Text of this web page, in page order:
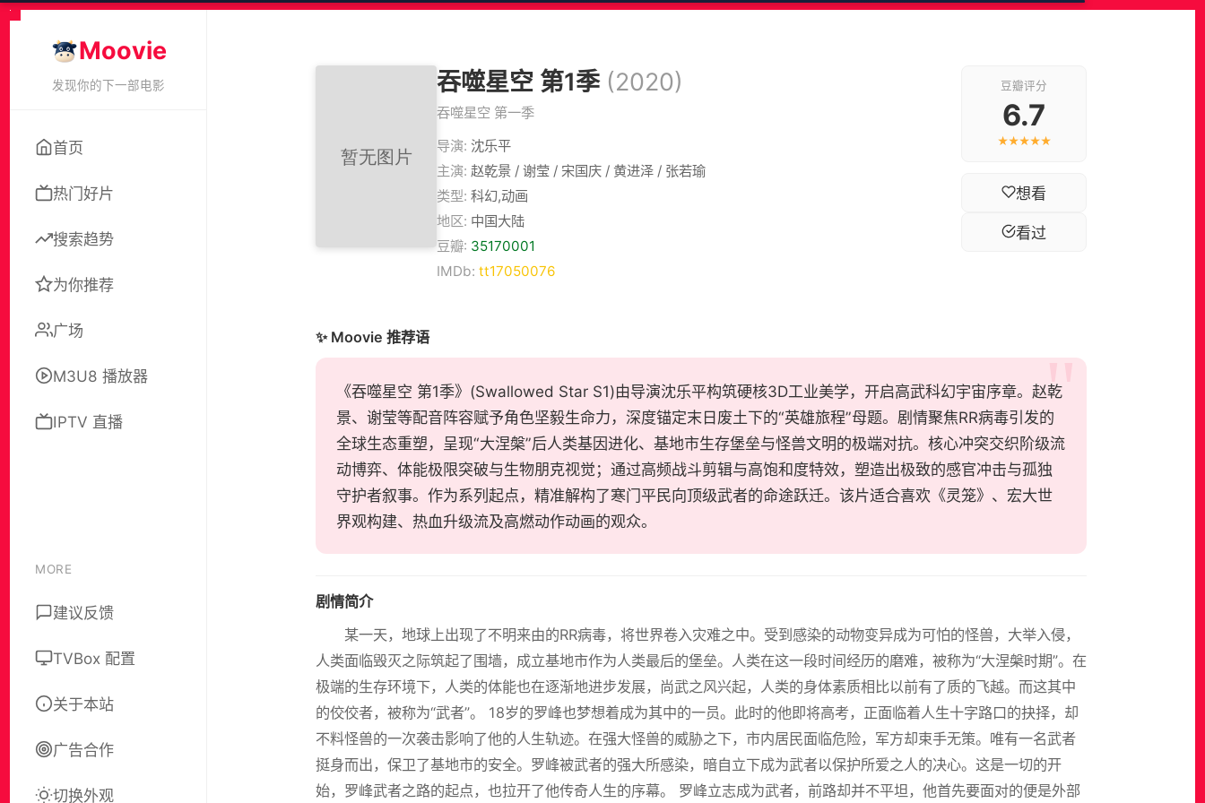
Moovie
发现你的下一部电影
首页
热门好片
搜索趋势
为你推荐
广场
M3U8 播放器
IPTV 直播
MORE
建议反馈
TVBox 配置
关于本站
广告合作
切换外观
吞噬星空 第1季 (2020)
吞噬星空 第一季
导演: 沈乐平
主演: 赵乾景 / 谢莹 / 宋国庆 / 黄进泽 / 张若瑜
类型: 科幻,动画
地区: 中国大陆
豆瓣: 35170001
IMDb: tt17050076
豆瓣评分
6.7
★★★★★
想看
看过
✨ Moovie 推荐语
《吞噬星空 第1季》(Swallowed Star S1)由导演沈乐平构筑硬核3D工业美学，开启高武科幻宇宙序章。赵乾
景、谢莹等配音阵容赋予角色坚毅生命力，深度锚定末日废土下的“英雄旅程”母题。剧情聚焦RR病毒引发的
全球生态重塑，呈现“大涅槃”后人类基因进化、基地市生存堡垒与怪兽文明的极端对抗。核心冲突交织阶级流
动博弈、体能极限突破与生物朋克视觉；通过高频战斗剪辑与高饱和度特效，塑造出极致的感官冲击与孤独
守护者叙事。作为系列起点，精准解构了寒门平民向顶级武者的命途跃迁。该片适合喜欢《灵笼》、宏大世
界观构建、热血升级流及高燃动作动画的观众。
剧情简介
某一天，地球上出现了不明来由的RR病毒，将世界卷入灾难之中。受到感染的动物变异成为可怕的怪兽，大举入侵，
人类面临毁灭之际筑起了围墙，成立基地市作为人类最后的堡垒。人类在这一段时间经历的磨难，被称为“大涅槃时期”。在
极端的生存环境下，人类的体能也在逐渐地进步发展，尚武之风兴起，人类的身体素质相比以前有了质的飞越。而这其中
的佼佼者，被称为“武者”。 18岁的罗峰也梦想着成为其中的一员。此时的他即将高考，正面临着人生十字路口的抉择，却
不料怪兽的一次袭击影响了他的人生轨迹。在强大怪兽的威胁之下，市内居民面临危险，军方却束手无策。唯有一名武者
挺身而出，保卫了基地市的安全。罗峰被武者的强大所感染，暗自立下成为武者以保护所爱之人的决心。这是一切的开
始，罗峰武者之路的起点，也拉开了他传奇人生的序幕。 罗峰立志成为武者，前路却并不平坦，他首先要面对的便是外部